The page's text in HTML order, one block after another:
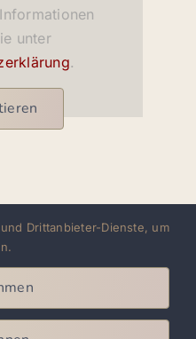
unter
.
Drittanbieter-Dienste, um